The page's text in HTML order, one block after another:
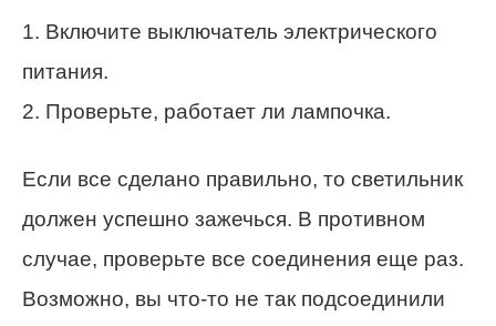
1. Включите выключатель электрического
питания.
2. Проверьте, работает ли лампочка.
Если все сделано правильно, то светильник
должен успешно зажечься. В противном
случае, проверьте все соединения еще раз.
Возможно, вы что-то не так подсоединили